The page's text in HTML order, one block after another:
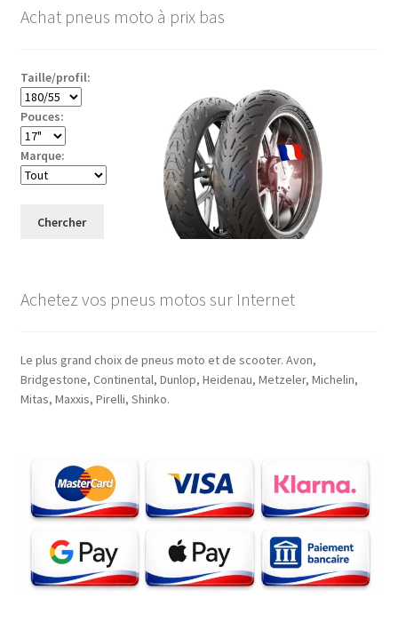
Achat pneus moto à prix bas
Taille/profil:
Pouces:
Marque:
Chercher
Achetez vos pneus motos sur Internet
Le plus grand choix de pneus moto et de scooter. Avon,
Bridgestone, Continental, Dunlop, Heidenau, Metzeler, Michelin,
Mitas, Maxxis, Pirelli, Shinko.